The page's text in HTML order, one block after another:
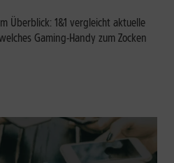
Überblick: 1&1 vergleicht aktuelle
Gaming-Handy zum Zocken